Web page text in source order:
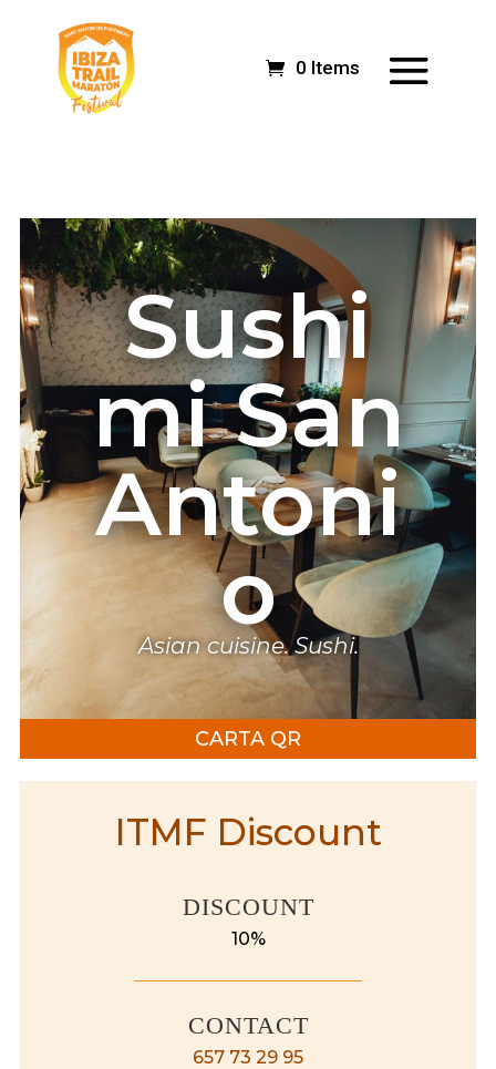
0 Items
Sushi
mi San
Antoni
o
Asian cuisine. Sushi.
CARTA QR
ITMF Discount
DISCOUNT
10%
CONTACT
657 73 29 95